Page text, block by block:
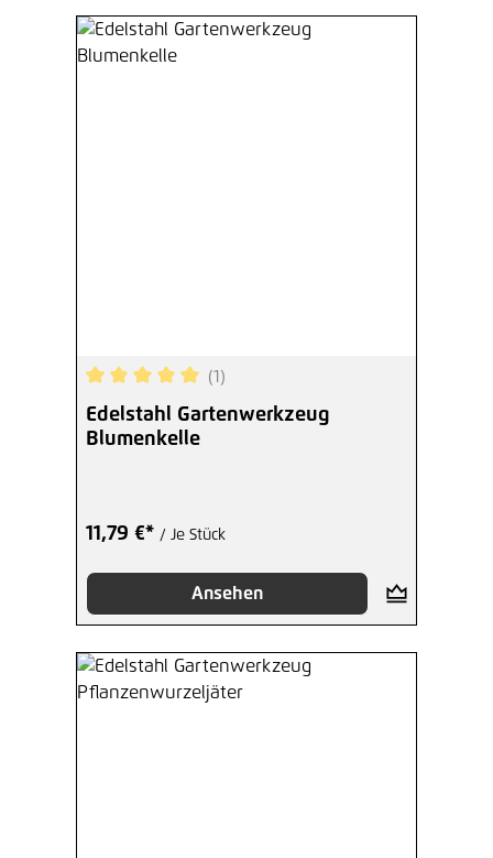
Durchschnittliche Bewertung von 5 von 5
(1)
Edelstahl Gartenwerkzeug
Blumenkelle
11,79 €* / Je Stück
Ansehen